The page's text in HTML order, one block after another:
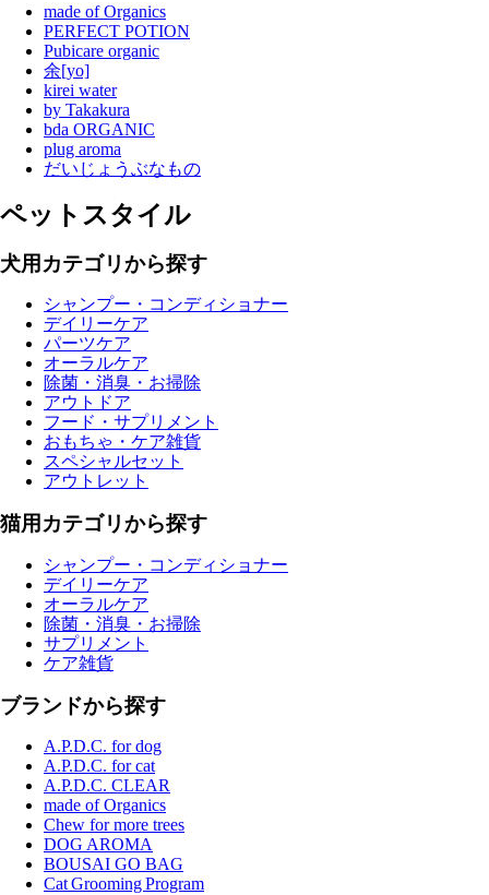
made of Organics
PERFECT POTION
Pubicare organic
余[yo]
kirei water
by Takakura
bda ORGANIC
plug aroma
だいじょうぶなもの
ペットスタイル
犬用カテゴリから探す
シャンプー・コンディショナー
デイリーケア
パーツケア
オーラルケア
除菌・消臭・お掃除
アウトドア
フード・サプリメント
おもちゃ・ケア雑貨
スペシャルセット
アウトレット
猫用カテゴリから探す
シャンプー・コンディショナー
デイリーケア
オーラルケア
除菌・消臭・お掃除
サプリメント
ケア雑貨
ブランドから探す
A.P.D.C. for dog
A.P.D.C. for cat
A.P.D.C. CLEAR
made of Organics
Chew for more trees
DOG AROMA
BOUSAI GO BAG
Cat Grooming Program